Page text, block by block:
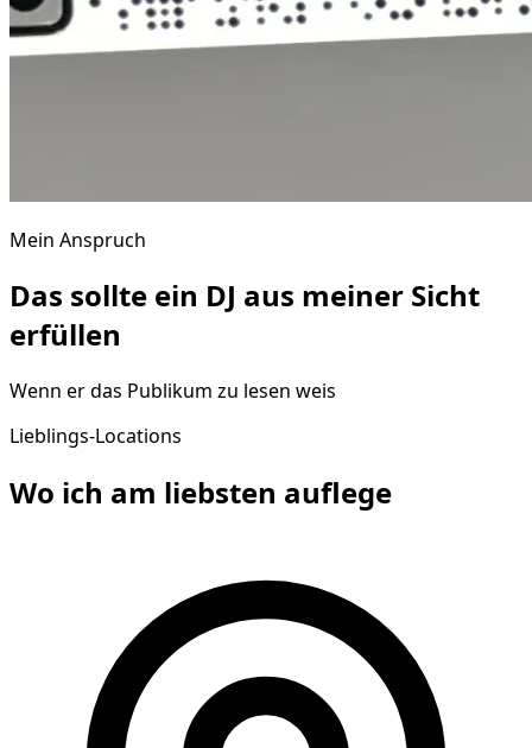
Mein Anspruch
Das sollte ein DJ aus meiner Sicht
erfüllen
Wenn er das Publikum zu lesen weis
Lieblings-Locations
Wo ich am liebsten auflege